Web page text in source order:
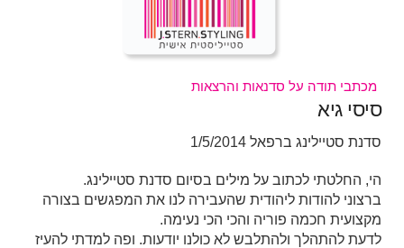
מכתבי תודה על סדנאות והרצאות
סיסי גיא
סדנת סטיילינג ברפאל 1/5/2014
הי, החלטתי לכתוב על מילים בסיום סדנת סטיילינג.
ברצוני להודות ליהודית שהעבירה לנו את המפגשים בצורה
מקצועית חכמה פוריה והכי הכי נעימה.
לדעת להתהלך ולהתלבש לא כולנו יודעות. ופה למדתי להעיז